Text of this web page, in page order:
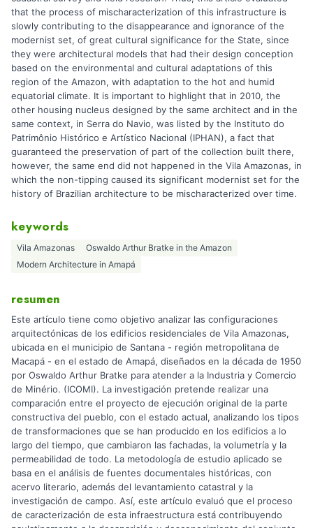
that the process of mischaracterization of this infrastructure is
slowly contributing to the disappearance and ignorance of the
modernist set, of great cultural significance for the State, since
they were architectural models that had their design conception
based on the environmental and cultural adaptations of this
region of the Amazon, with adaptation to the hot and humid
equatorial climate. It is important to highlight that in 2010, the
other housing nucleus designed by the same architect and in the
same context, in Serra do Navio, was listed by the Instituto do
Patrimônio Histórico e Artístico Nacional (IPHAN), a fact that
guaranteed the preservation of part of the collection built there,
however, the same end did not happened in the Vila Amazonas, in
which the non-tipping caused its significant modernist set for the
history of Brazilian architecture to be mischaracterized over time.
keywords
Vila Amazonas
Oswaldo Arthur Bratke in the Amazon
Modern Architecture in Amapá
resumen
Este artículo tiene como objetivo analizar las configuraciones
arquitectónicas de los edificios residenciales de Vila Amazonas,
ubicada en el municipio de Santana - región metropolitana de
Macapá - en el estado de Amapá, diseñados en la década de 1950
por Oswaldo Arthur Bratke para atender a la Industria y Comercio
de Minério. (ICOMI). La investigación pretende realizar una
comparación entre el proyecto de ejecución original de la parte
constructiva del pueblo, con el estado actual, analizando los tipos
de transformaciones que se han producido en los edificios a lo
largo del tiempo, que cambiaron las fachadas, la volumetría y la
permeabilidad de todo. La metodología de estudio aplicado se
basa en el análisis de fuentes documentales históricas, con
acervo literario, además del levantamiento catastral y la
investigación de campo. Así, este artículo evaluó que el proceso
de caracterización de esta infraestructura está contribuyendo